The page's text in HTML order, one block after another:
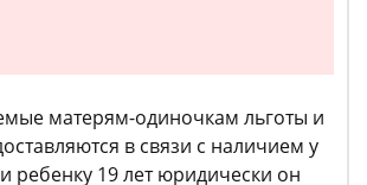
матерям-одиночкам льготы и
в связи с наличием у
ребенку 19 лет юридически он